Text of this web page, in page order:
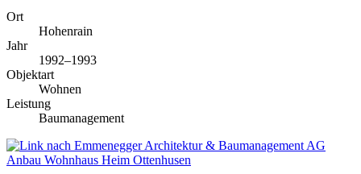
Ort
Hohenrain
Jahr
1992–1993
Objektart
Wohnen
Leistung
Baumanagement
Anbau Wohnhaus Heim Ottenhusen